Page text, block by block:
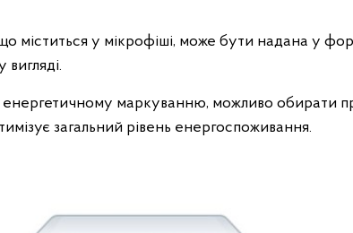
міститься у мікрофіші, може бути надана у
енергетичному маркуванню, можливо обирати
загальний рівень енергоспоживання.